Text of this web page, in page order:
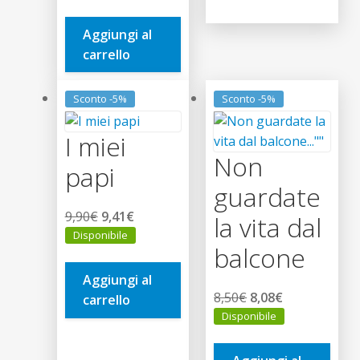
era:
10,00€.
è:
Aggiungi al
carrello
Sconto -5%
I miei
papi
9,90€ Il
prezzo
era:
9,90€.
9,41€Il
è:
Disponibile
Aggiungi al
carrello
Sconto -5%
Non
guardate
la vita dal
balcone
8,50€ Il
prezzo
8,08€
Disponibile